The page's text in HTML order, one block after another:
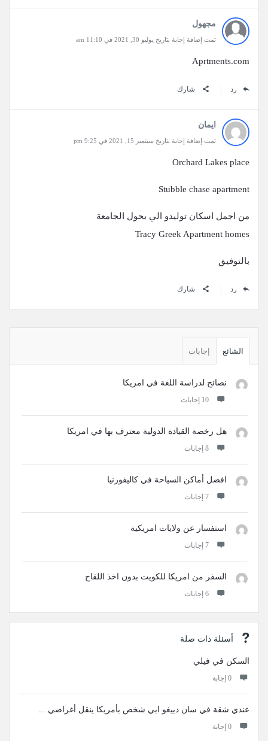
مجهول
تمت إضافة إجابة بتاريخ يوليو 30, 2021 في 11:10 am
Aprtments.com
رد شارك
ايمان
تمت إضافة إجابة بتاريخ سبتمبر 15, 2021 في 9:25 pm
Orchard Lakes place
من اجمل اسكان توليدو الي بحول الجامعة
Tracy Greek Apartment homes
بالتوفيق
رد شارك
الجانبيةالشائع إجابات
نصائح لدراسة اللغة في امريكا
‫10 إجابات
هل رخصة القيادة الدولية معترف بها في امريكا
‫8 إجابات
افضل أماكن السياحة في كاليفورنيا
‫7 إجابات
استفسار عن ولايات امريكية
‫7 إجابات
السفر من امريكا للكويت بدون اخذ اللقاح
‫6 إجابات
أسئلة ذات صلة
السكن في فيلي
‫0 إجابة
عندي ‏شقة في ‏سان دييغو ابي ‏شخص بأمريكا ينقل أغراضي ...
‫0 إجابة